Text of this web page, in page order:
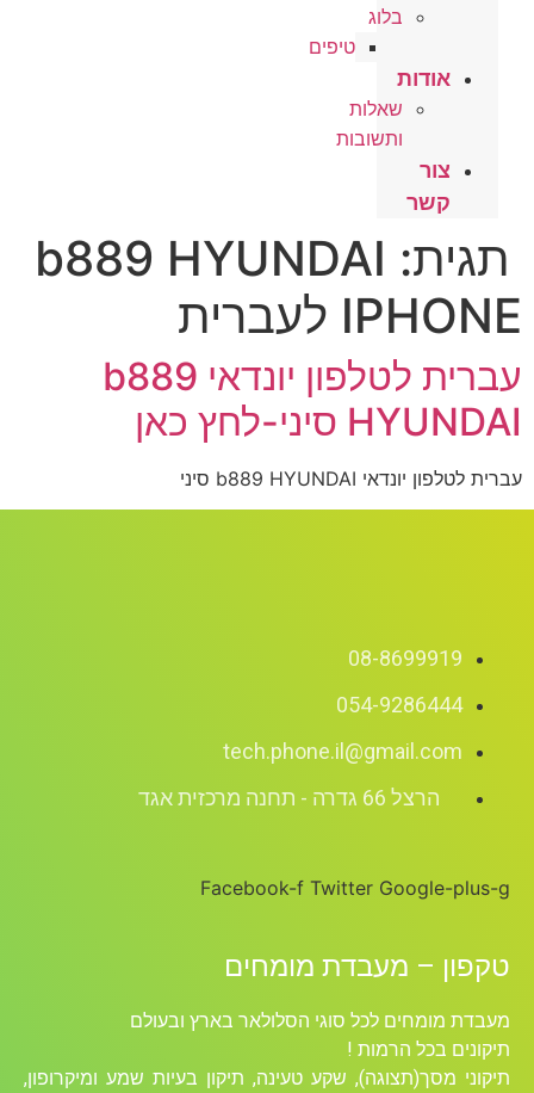
בלוג
טיפים
אודות
שאלות
ותשובות
צור
קשר
תגית: b889 HYUNDAI
IPHONE לעברית
עברית לטלפון יונדאי b889
HYUNDAI סיני-לחץ כאן
עברית לטלפון יונדאי b889 HYUNDAI סיני
08-8699919
054-9286444
tech.phone.il@gmail.com
הרצל 66 גדרה - תחנה מרכזית אגד
Facebook-f Twitter Google-plus-g
טקפון – מעבדת מומחים
מעבדת מומחים לכל סוגי הסלולאר בארץ ובעולם
תיקונים בכל הרמות !
תיקוני מסך(תצוגה), שקע טעינה, תיקון בעיות שמע ומיקרופון,